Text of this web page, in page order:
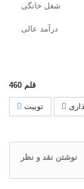
شغل خانگی
درآمد عالی
460 قلم
توییت
نوشتن نقد و نظر